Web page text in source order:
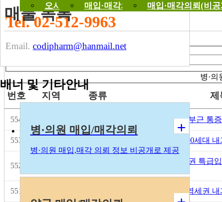
오시는길
매입·매각의뢰(비공개)매입·매각의뢰(비
Tel. 02-512-9963
Email. codipharm@hanmail.net
배너 및 기타안내
병·의원 매입/매각의뢰
병·의 원 매입,매각 의뢰 정보 비공개로 제공
+
매물 목록
검색폼
병·의
번호 지역 종류 제
554 시흥대로 홈플러스 부근 통
553 경기남부 동탄 15,000세대
552
종로 동묘역 초역세권 특급
551 시흥 능곡역 1분,초역세권